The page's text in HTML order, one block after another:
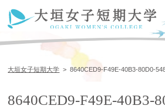
大垣女子短期大学 >8640CED9-F49E-40B3-80D0-
8640CED9-F49E-40B3-